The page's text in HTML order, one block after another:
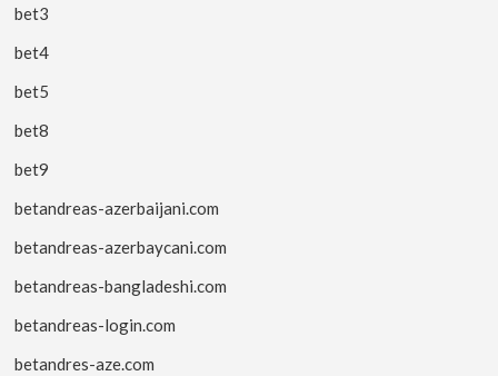
bet3
bet4
bet5
bet8
bet9
betandreas-azerbaijani.com
betandreas-azerbaycani.com
betandreas-bangladeshi.com
betandreas-login.com
betandres-aze.com